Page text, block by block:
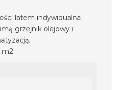
latem indywidualna
grzejnik olejowy i
m2.